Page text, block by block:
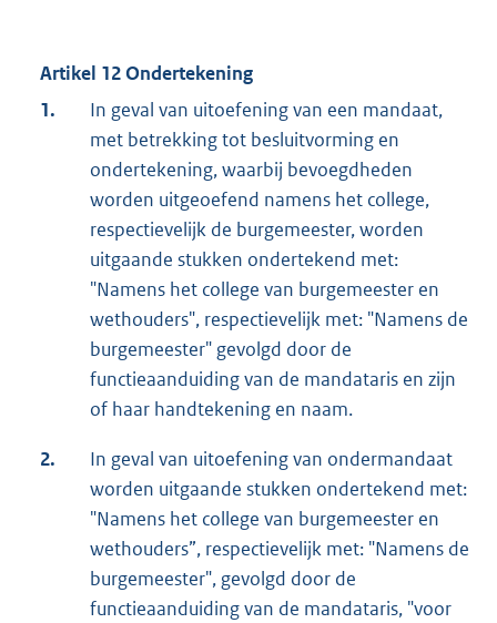
Artikel 12 Ondertekening
1.
In geval van uitoefening van een mandaat,
met betrekking tot besluitvorming en
ondertekening, waarbij bevoegdheden
worden uitgeoefend namens het college,
respectievelijk de burgemeester, worden
uitgaande stukken ondertekend met:
"Namens het college van burgemeester en
wethouders", respectievelijk met: "Namens de
burgemeester" gevolgd door de
functieaanduiding van de mandataris en zijn
of haar handtekening en naam.
2.
In geval van uitoefening van ondermandaat
worden uitgaande stukken ondertekend met:
"Namens het college van burgemeester en
wethouders”, respectievelijk met: "Namens de
burgemeester", gevolgd door de
functieaanduiding van de mandataris, "voor